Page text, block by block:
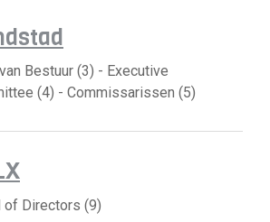
Bestuur (3) - Executive
(4) - Commissarissen (5)
of Directors (9)